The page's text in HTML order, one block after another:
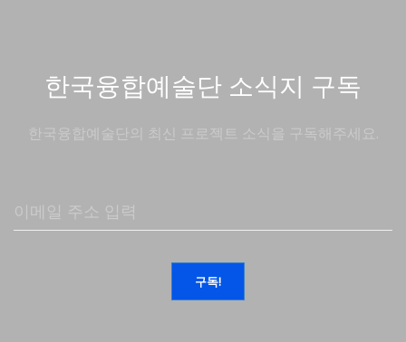
한국융합예술단 소식지 구독
한국융합예술단의 최신 프로젝트 소식을 구독해주세요.